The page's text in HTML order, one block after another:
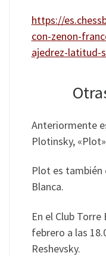
https://
con-zenon-
ajedrez-latitud-
Anteriormente
Plotinsky,
Plot es también
Blanca.
En el Club
febrero a las
Reshevsky.